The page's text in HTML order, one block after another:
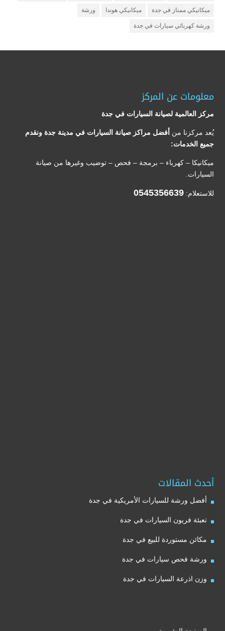
ميكانيكي ممتاز في جدة ميكانيكي هوندا ورشة
ورشة كهربائي سيارات في جدة
معلومات عن المركز
مركز العالمية لصيانة السيارات في جدة
يُعد مركزنا من أفضل مراكز صيانة السيارات في مدينة جدة ونقدم
جميع الخدمات:
ميكانيكا – كهرباء – برمجة – فحص – توضيب وغيرها من صيانة
السيارات.
للاستعلام: 0545356639
أحدث المقالات
أفضل ورشة للسيارات الأمريكية في جدة
تعبئة فريون السيارات في جدة
مكائن مستوردة للبيع في جدة
ورشة فحص سيارات في جدة
وزن اذرعة السيارات في جدة